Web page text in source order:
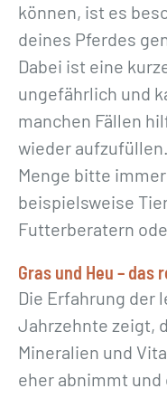
können, ist es
deines Pferdes
Dabei ist eine
ungefährlich und
manchen Fällen
wieder
Menge bitte
beispielsweise
Futterberatern
Gras und Heu –
Die Erfahrung der
Jahrzehnte zeigt,
Mineralien und
eher abnimmt